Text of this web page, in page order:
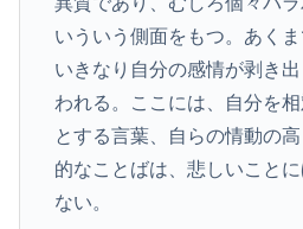
いういう側面をもつ。あくま
いきなり自分の感情が剥き
われる。ここには、自分を
とする言葉、自らの情動の
的なことばは、悲しいこと
ない。